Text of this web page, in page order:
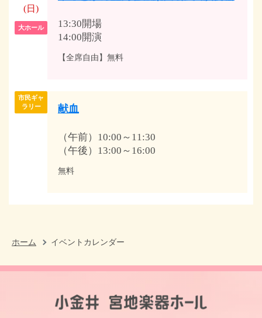
(日)
大ホール
13:30開場
14:00開演
【全席自由】無料
市民ギャ
ラリー
献血
（午前）10:00～11:30
（午後）13:00～16:00
無料
ホーム イベントカレンダー